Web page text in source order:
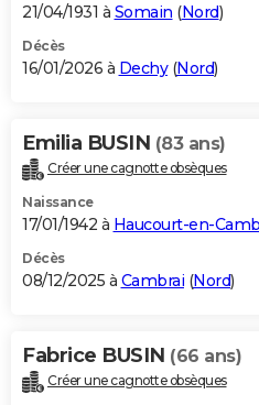
21/04/1931 à Somain (Nord)
Décès
16/01/2026 à Dechy(Nord)
Emilia BUSIN (83 ans)
Créer une cagnotte obsèques
Naissance
17/01/1942 à Haucourt-en-
Décès
08/12/2025 à Cambrai (Nord)
Fabrice BUSIN (66 ans)
Créer une cagnotte obsèques